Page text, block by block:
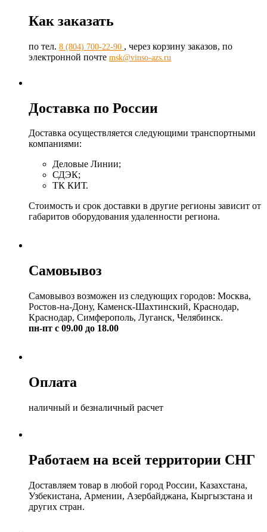
Как заказать
по тел. 8 (804) 700-22-90 , через корзину заказов, по
электронной почте msk@vinso-azs.ru
Доставка по России
Доставка осуществляется следующими транспортными
компаниями:
Деловые Линии;
СДЭК;
ТК КИТ.
Стоимость и срок доставки в другие регионы зависит от
габаритов оборудования удаленности региона.
Самовывоз
Самовывоз возможен из следующих городов: Москва,
Ростов-на-Дону, Каменск-Шахтинский, Краснодар,
Краснодар, Симферополь, Луганск, Челябинск.
пн-пт с 09.00 до 18.00
Оплата
наличный и безналичный расчет
Работаем на всей территории СНГ
Доставляем товар в любой город России, Казахстана,
Узбекистана, Армении, Азербайджана, Кыргызстана и
других стран.